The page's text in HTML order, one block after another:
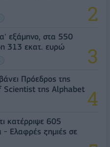
εξάμηνο, στα 550
313 εκατ. ευρώ
Πρόεδρος της
Scientist της Alphabet
κατέρριψε 605
- Ελαφρές ζημιές σε